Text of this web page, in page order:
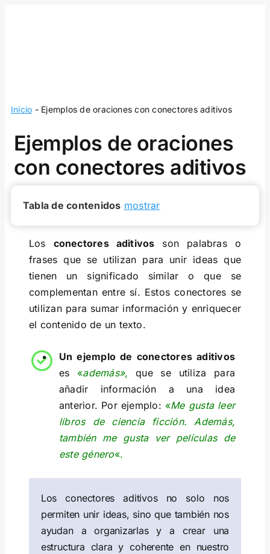
Inicio - Ejemplos de oraciones con conectores aditivos
Ejemplos de oraciones
con conectores aditivos
Tabla de contenidos mostrar
Los conectores aditivos son palabras o
frases que se utilizan para unir ideas que
tienen un significado similar o que se
complementan entre sí. Estos conectores se
utilizan para sumar información y enriquecer
el contenido de un texto.
Un ejemplo de conectores aditivos
es «además», que se utiliza para
añadir información a una idea
anterior. Por ejemplo: «Me gusta leer
libros de ciencia ficción. Además,
también me gusta ver películas de
este género«.
Los conectores aditivos no solo nos
permiten unir ideas, sino que también nos
ayudan a organizarlas y a crear una
estructura clara y coherente en nuestro